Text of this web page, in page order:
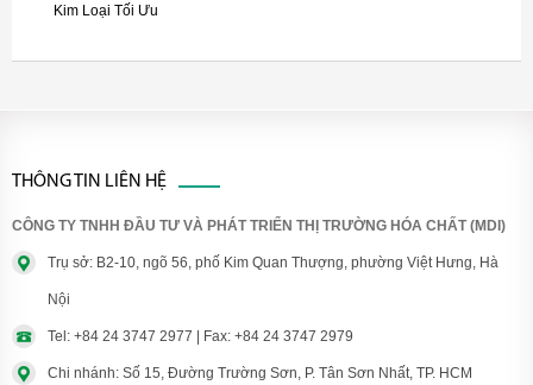
Kim Loại Tối Ưu
THÔNG TIN LIÊN HỆ
CÔNG TY TNHH ĐẦU TƯ VÀ PHÁT TRIỂN THỊ TRƯỜNG HÓA CHẤT (MDI)
Trụ sở: B2-10, ngõ 56, phố Kim Quan Thượng, phường Việt Hưng, Hà
Nội
Tel: +84 24 3747 2977 | Fax: +84 24 3747 2979
Chi nhánh: Số 15, Đường Trường Sơn, P. Tân Sơn Nhất, TP. HCM